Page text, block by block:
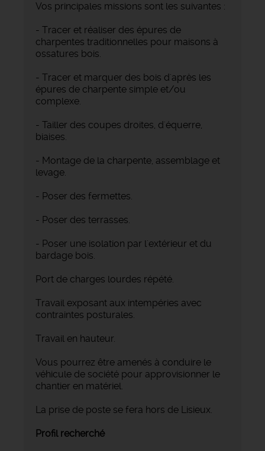
Vos principales missions sont les suivantes :
- Tracer et réaliser des épures de
charpentes traditionnelles pour maisons à
ossatures bois.
- Tracer et marquer des bois d'après les
épures de charpente simple et/ou
complexe.
- Tailler des coupes droites, d'équerre,
biaises.
- Montage de la charpente, assemblage et
levage.
- Poser des fermettes.
- Poser des terrasses.
- Poser une isolation par l'extérieur et du
bardage bois.
Port de charges lourdes répété.
Travail exposant aux intempéries avec
contraintes posturales.
Travail en hauteur.
Vous pourrez être amenés à conduire le
véhicule de société pour approvisionner le
chantier en matériel.
La prise de poste se fera hors de Lisieux.
Profil recherché